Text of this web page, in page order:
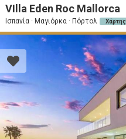
VIlla Eden Roc Mallorca
Ισπανία · Μαγιόρκα · Πόρτολ Χάρτης